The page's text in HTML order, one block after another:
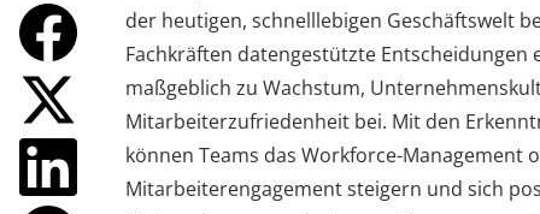
der heutigen, schnelllebigen Geschäftswelt
Fachkräften datengestützte Entscheidungen
maßgeblich zu Wachstum,
Mitarbeiterzufriedenheit bei. Mit den
können Teams das Workforce-Management
Mitarbeiterengagement steigern und sich